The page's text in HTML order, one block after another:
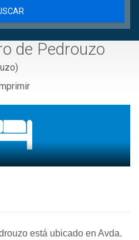
de Pedrouzo
está ubicado en Avda.